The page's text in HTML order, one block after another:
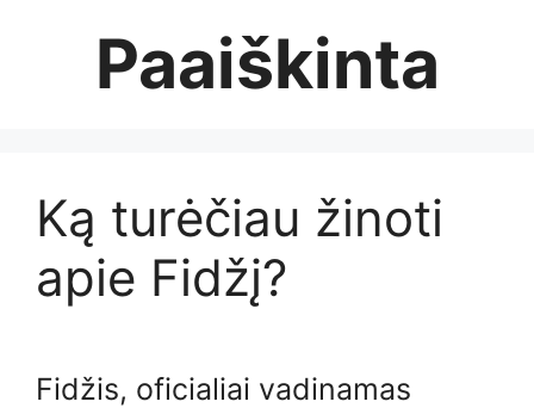
Paaiškinta
Ką turėčiau žinoti
apie Fidžį?
Fidžis, oficialiai vadinamas